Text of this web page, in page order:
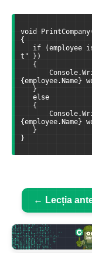
void
{
if (employee is
t" })
{
{employee.Name}
}
else
{
{employee.Name}
}
}
← Lecția